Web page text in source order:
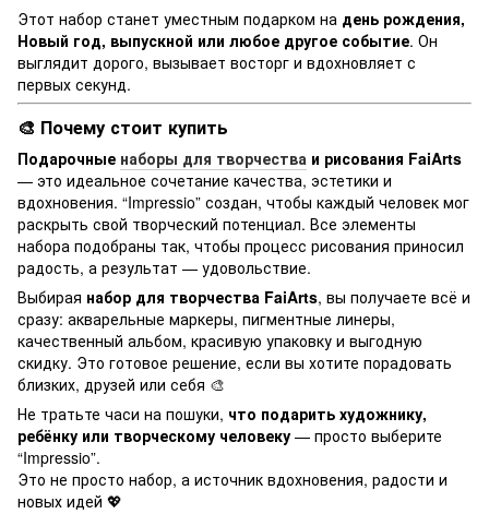
Этот набор станет уместным подарком на день рождения,
Новый год, выпускной или любое другое событие. Он
выглядит дорого, вызывает восторг и вдохновляет с
первых секунд.
🎨 Почему стоит купить
Подарочные наборы для творчества и рисования FaiArts
— это идеальное сочетание качества, эстетики и
вдохновения. “Impressio” создан, чтобы каждый человек мог
раскрыть свой творческий потенциал. Все элементы
набора подобраны так, чтобы процесс рисования приносил
радость, а результат — удовольствие.
Выбирая набор для творчества FaiArts, вы получаете всё и
сразу: акварельные маркеры, пигментные линеры,
качественный альбом, красивую упаковку и выгодную
скидку. Это готовое решение, если вы хотите порадовать
близких, друзей или себя 🎨
Не тратьте часи на пошуки, что подарить художнику,
ребёнку или творческому человеку — просто выберите
“Impressio”.
Это не просто набор, а источник вдохновения, радости и
новых идей 💖